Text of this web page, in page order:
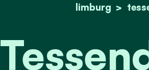
limburg